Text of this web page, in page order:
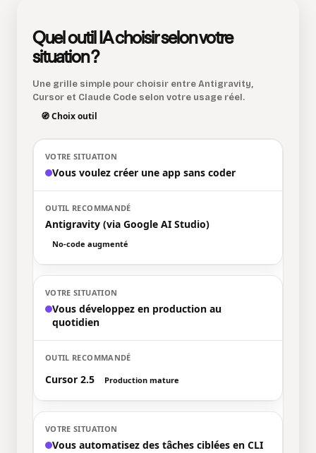
Quel outil IA choisir selon votre
situation ?
Une grille simple pour choisir entre Antigravity,
Cursor et Claude Code selon votre usage réel.
🧭 Choix outil
Vous voulez créer une app sans coder
Antigravity (via Google AI Studio)
No-code augmenté
Vous développez en production au
quotidien
Cursor 2.5 Production mature
Vous automatisez des tâches ciblées en CLI